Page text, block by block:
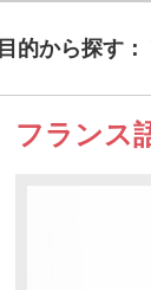
目的から探す：
フランス